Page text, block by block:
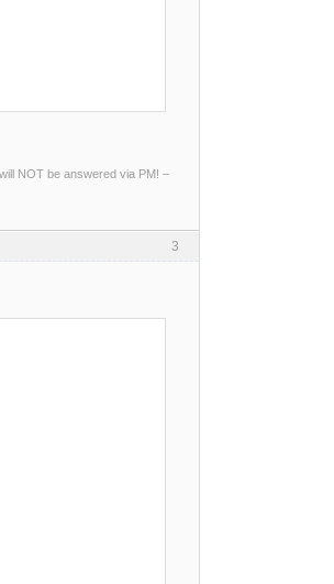
NOT be answered via PM! –
3